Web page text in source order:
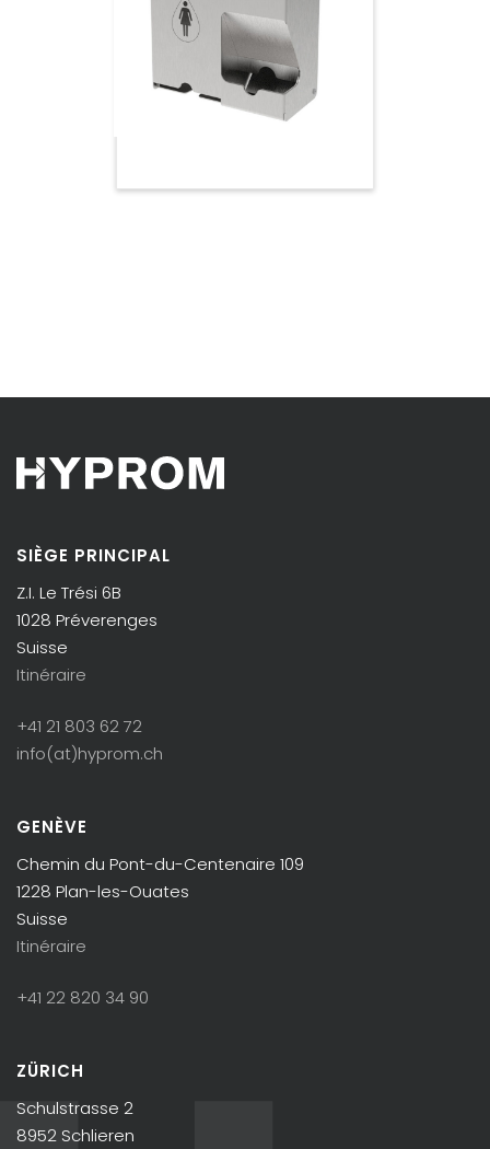
SIÈGE PRINCIPAL
Z.I. Le Trési 6B
1028 Préverenges
Suisse
Itinéraire
+41 21 803 62 72
info(at)hyprom.ch
GENÈVE
Chemin du Pont-du-Centenaire 109
1228 Plan-les-Ouates
Suisse
Itinéraire
+41 22 820 34 90
ZÜRICH
Schulstrasse 2
8952 Schlieren